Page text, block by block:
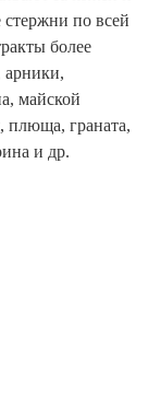
по всей
более
арники,
майской
плюща, граната,
и др.